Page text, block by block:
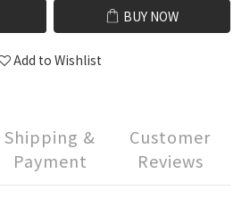
BUY NOW
Add to Wishlist
Shipping &
Payment
Customer
Reviews